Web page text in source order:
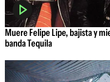
Muere Felipe Lipe, bajista y
banda Tequila